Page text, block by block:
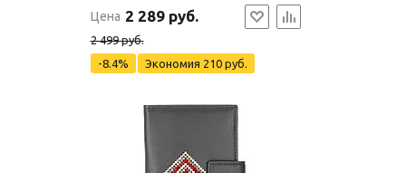
Цена 2 289 руб.
2 499 руб.
-8.4%
Экономия 210 руб.